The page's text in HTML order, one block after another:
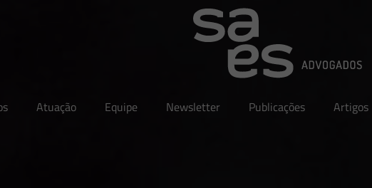
Atuação Equipe Newsletter Publicações Artigos